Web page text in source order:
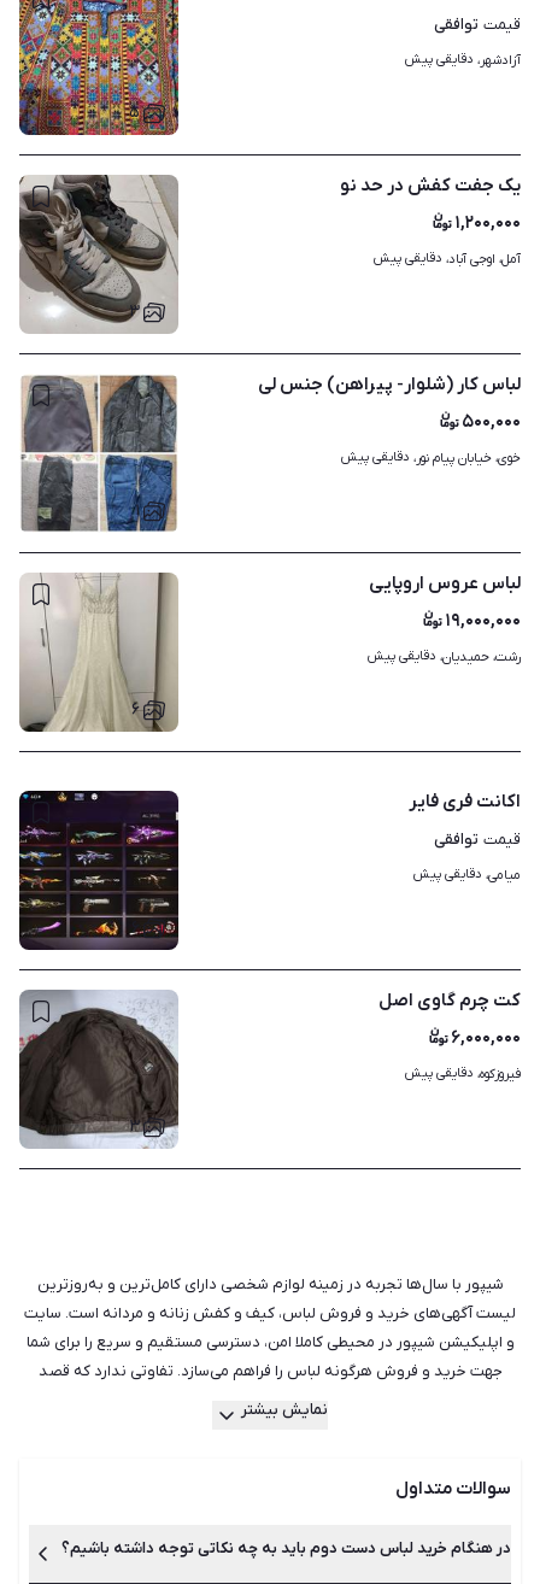
۵
قیمت توافقی
آزادشهر، دقایقی پیش
۳
یک جفت کفش در حد نو
۱,۲۰۰,۰۰۰
آمل، اوجی آباد، دقایقی پیش
۱
لباس کار (شلوار- پیراهن) جنس لی
۵۰۰,۰۰۰
خوی، خیابان پیام نور، دقایقی پیش
۶
لباس عروس اروپایی
۱۹,۰۰۰,۰۰۰
رشت، حمیدیان، دقایقی پیش
۶
اکانت فری فایر
قیمت توافقی
میامی، دقایقی پیش
۳
کت چرم گاوی اصل
۶,۰۰۰,۰۰۰
فیروزکوه، دقایقی پیش
شیپور با سال‌ها تجربه در زمینه لوازم شخصی دارای کامل‌ترین و به‌روزترین
لیست آگهی‌های خرید و فروش لباس، کیف و کفش زنانه و مردانه است. سایت
و اپلیکیشن شیپور در محیطی کاملا امن، دسترسی مستقیم و سریع را برای شما
جهت خرید و فروش هرگونه لباس را فراهم می‌سازد. تفاوتی ندارد که قصد
فروش یک لباس دست دوم زنانه را دارید یا لباس شب زنانه، شیپور این امکان را
انجام دهند. شما می‌توانید لباس شبی را که چندین بار پوشیده‌اید یا حتی اگر نو
کنید تا در سریع‌ترین زمان و بدون صرف کوچک‌ترین هزینه‌ای فروخته شود.
نمایش بیشتر
سوالات متداول
در هنگام خرید لباس دست دوم باید به چه نکاتی توجه داشته باشیم؟